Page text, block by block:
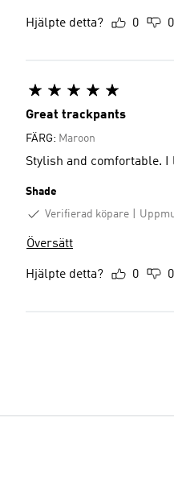
Hjälpte detta? 0 0
Great trackpants
FÄRG: Maroon
Stylish and comfortable.
Shade
Verifierad köpare
Översätt
Hjälpte detta? 0 0